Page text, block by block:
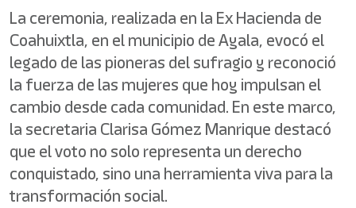
La ceremonia, realizada en la Ex Hacienda de
Coahuixtla, en el municipio de Ayala, evocó el
legado de las pioneras del sufragio y reconoció
la fuerza de las mujeres que hoy impulsan el
cambio desde cada comunidad. En este marco,
la secretaria Clarisa Gómez Manrique destacó
que el voto no solo representa un derecho
conquistado, sino una herramienta viva para la
transformación social.